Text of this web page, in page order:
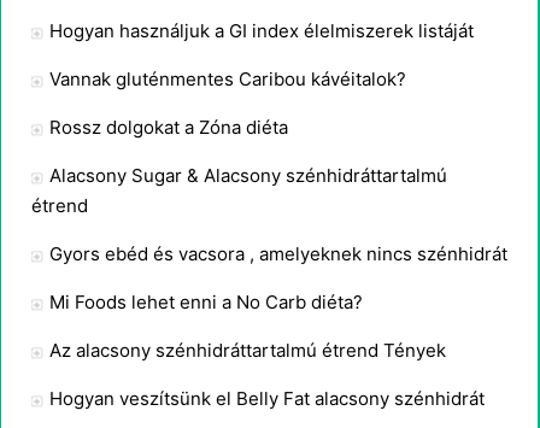
Hogyan használjuk a GI index élelmiszerek listáját
Vannak gluténmentes Caribou kávéitalok?
Rossz dolgokat a Zóna diéta
Alacsony Sugar & Alacsony szénhidráttartalmú
étrend
Gyors ebéd és vacsora , amelyeknek nincs szénhidrát
Mi Foods lehet enni a No Carb diéta?
Az alacsony szénhidráttartalmú étrend Tények
Hogyan veszítsünk el Belly Fat alacsony szénhidrát